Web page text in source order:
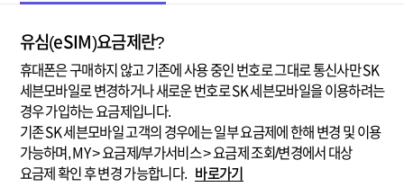
유심(eSIM)요금제란?
휴대폰은 구매하지 않고 기존에 사용 중인 번호로 그대로 통신사만 SK
세븐모바일로 변경하거나 새로운 번호로 SK 세븐모바일을 이용하려는
경우 가입하는 요금제입니다.
기존 SK 세븐모바일 고객의 경우에는 일부 요금제에 한해 변경 및 이용
가능하며, MY > 요금제/부가서비스 > 요금제 조회/변경에서 대상
요금제 확인 후 변경 가능합니다.
바로가기